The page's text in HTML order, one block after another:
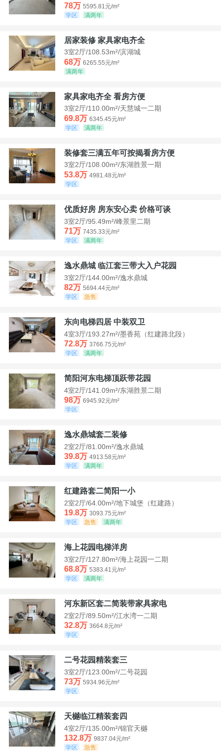
78万 5595.81元/m²
学区
满两年
居家装修 家具家电齐全
3室2厅/108.53m²/滨湖城
68万 6265.55元/m²
满两年
家具家电齐全 看房方便
3室2厅/110.00m²/天慧城一二期
69.8万 6345.45元/m²
学区
满两年
装修套三满五年可按揭看房方便
3室2厅/108.00m²/东湖胜景一期
53.8万 4981.48元/m²
学区
优质好房 房东安心卖 价格可谈
3室2厅/95.49m²/峰景里二期
71万 7435.33元/m²
学区
满两年
逸水鼎城 临江套三带大入户花园
3室2厅/144.00m²/逸水鼎城
82万 5694.44元/m²
学区
急售
东向电梯四居 中装双卫
4室3厅/193.27m²/墨香苑（红建路北段）
72.8万 3766.75元/m²
学区
满两年
简阳河东电梯顶跃带花园
4室2厅/141.09m²/东湖胜景二期
98万 6945.92元/m²
学区
逸水鼎城套二装修
2室2厅/81.00m²/逸水鼎城
39.8万 4913.58元/m²
学区
满两年
红建路套二简阳一小
2室2厅/64.00m²/地下城堡（红建路）
19.8万 3093.75元/m²
学区
急售 满两年
海上花园电梯洋房
3室2厅/127.80m²/海上花园一二期
68.8万 5383.41元/m²
学区
满两年
河东新区套二简装带家具家电
2室2厅/89.50m²/江水湾一二期
32.8万 3664.8元/m²
学区
二号花园精装套三
3室2厅/123.00m²/二号花园
73万 5934.96元/m²
学区
天樾临江精装套四
4室2厅/135.00m²/锦官天樾
132.8万 9837.04元/m²
学区
急售